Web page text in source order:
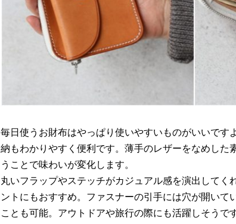
毎日使うお財布はやっぱり使いやすいものがいいです
納もわかりやすく便利です。薄手のレザーをなめした
うことで味わいが変化します。
丸いフラップやステッチがカジュアル感を演出してく
ントにもおすすめ。ファスナーの引手には穴が開いて
ことも可能。アウトドアや旅行の際にも活躍しそうです